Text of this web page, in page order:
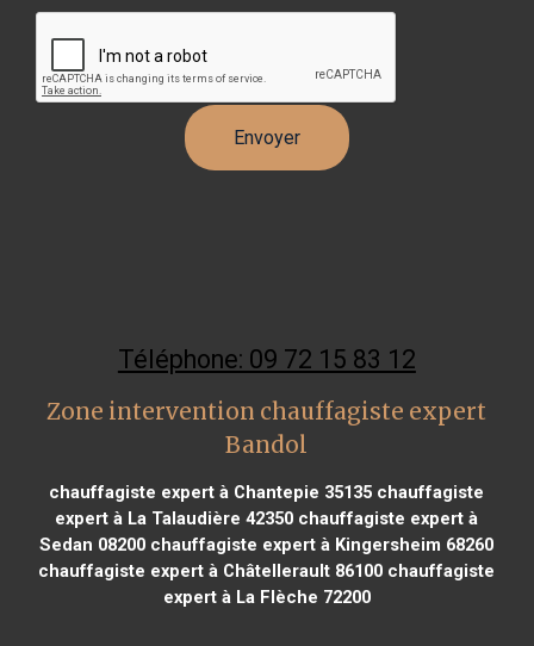
Téléphone: 09 72 15 83 12
Zone intervention chauffagiste expert
Bandol
chauffagiste expert à Chantepie 35135 chauffagiste
expert à La Talaudière 42350 chauffagiste expert à
Sedan 08200 chauffagiste expert à Kingersheim 68260
chauffagiste expert à Châtellerault 86100 chauffagiste
expert à La Flèche 72200